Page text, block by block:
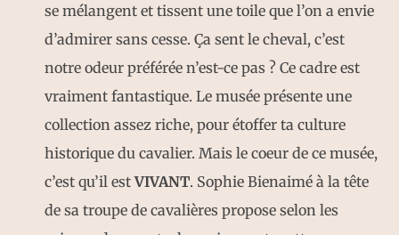
se mélangent et tissent une toile que l’on a envie
d’admirer sans cesse. Ça sent le cheval, c’est
notre odeur préférée n’est-ce pas ? Ce cadre est
vraiment fantastique. Le musée présente une
collection assez riche, pour étoffer ta culture
historique du cavalier. Mais le coeur de ce musée,
c’est qu’il estVIVANT. Sophie Bienaimé à la tête
de sa troupe de cavalières propose selon les